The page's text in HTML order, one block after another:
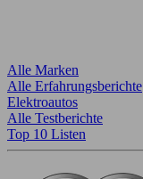
Alle Marken
Alle Erfahrungsberichte
Elektroautos
Alle Testberichte
Top 10 Listen